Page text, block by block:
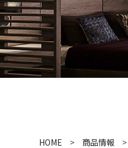
HOME > 商品情報 >